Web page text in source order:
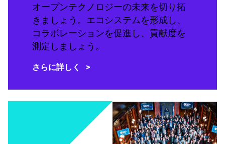
オープンテクノロジーの未来を切り拓
きましょう。エコシステムを形成し、
コラボレーションを促進し、貢献度を
測定しましょう。
さらに詳しく